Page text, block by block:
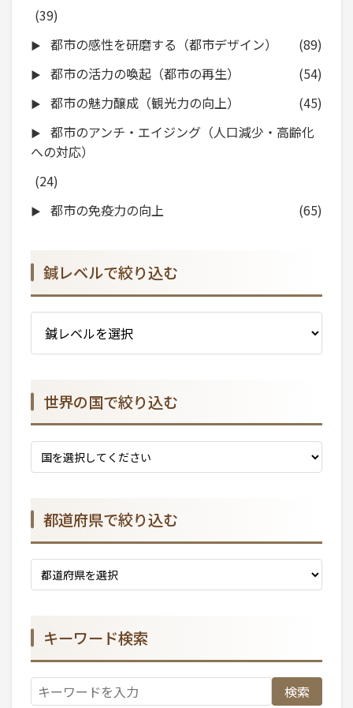
(39)
都市の感性を研磨する（都市デザイン）
(89)
都市の活力の喚起（都市の再生）
(54)
都市の魅力醸成（観光力の向上）
(45)
都市のアンチ・エイジング（人口減少・高齢化
への対応）
(24)
都市の免疫力の向上
(65)
鍼レベルで絞り込む
世界の国で絞り込む
都道府県で絞り込む
キーワード検索
検索